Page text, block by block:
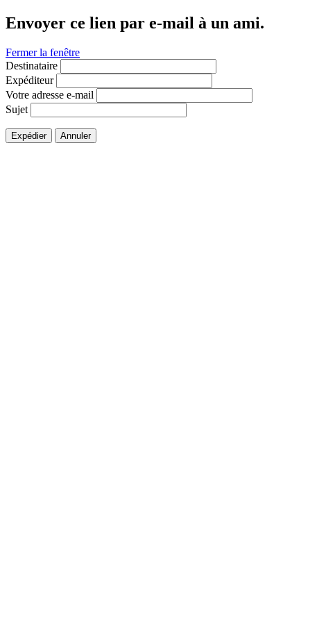
Envoyer ce lien par e-mail à un ami.
Fermer la fenêtre
Destinataire
Expéditeur
Votre adresse e-mail
Sujet
Expédier Annuler